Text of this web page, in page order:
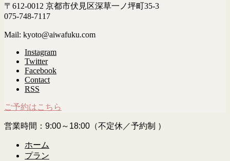
〒612-0012 京都市伏見区深草一ノ坪町35-3
075-748-7117
Mail: kyoto@aiwafuku.com
Instagram
Twitter
Facebook
Contact
RSS
ご予約はこちら
営業時間：9:00～18:00（不定休／予約制 ）
ホーム
プラン